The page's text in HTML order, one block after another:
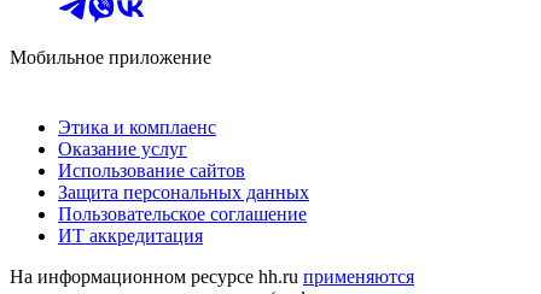
Мобильное приложение
Этика и комплаенс
Оказание услуг
Использование сайтов
Защита персональных данных
Пользовательское соглашение
ИТ аккредитация
На информационном ресурсе hh.ru применяются